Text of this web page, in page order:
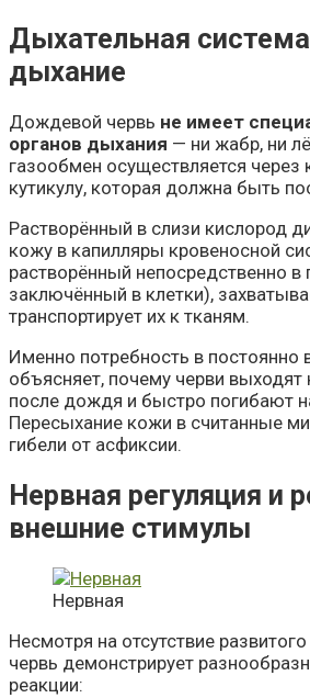
Дыхательная
дыхание
Дождевой червь не имеет
органов дыхания — ни жабр, ни
газообмен осуществляется через
кутикулу, которая должна быть
Растворённый в слизи кислород
кожу в капилляры кровеносной
растворённый непосредственно в
заключённый в клетки),
транспортирует их к тканям.
Именно потребность в постоянно
объясняет, почему черви выходят
после дождя и быстро погибают
Пересыхание кожи в считанные
гибели от асфиксии.
Нервная регуляция и
внешние стимулы
Нервная
Несмотря на отсутствие
червь демонстрирует
реакции: